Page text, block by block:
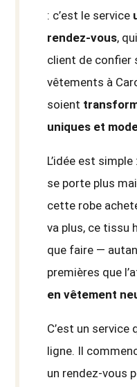
: c’est le service
rendez-vous,
client de confier
vêtements à
soient
uniques et
L’idée est
se porte plus
cette robe
va plus, ce tissu
que faire —
premières que
en vêtement
C’est un service
ligne. Il
un rendez-vous